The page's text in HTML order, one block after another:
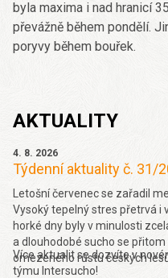
byla maxima i nad hranicí
převážně během pondělí.
poryvy během bouřek.
AKTUALITY
4. 8. 2026
Týdenní aktuality č. 31/
Letošní červenec se zařadil
Vysoký tepelný stres přetrvá i
horké dny byly v minulosti
a dlouhodobé sucho se
omezeného růstu českých
Více aktualit se dozvíte v
týmu Intersucho!